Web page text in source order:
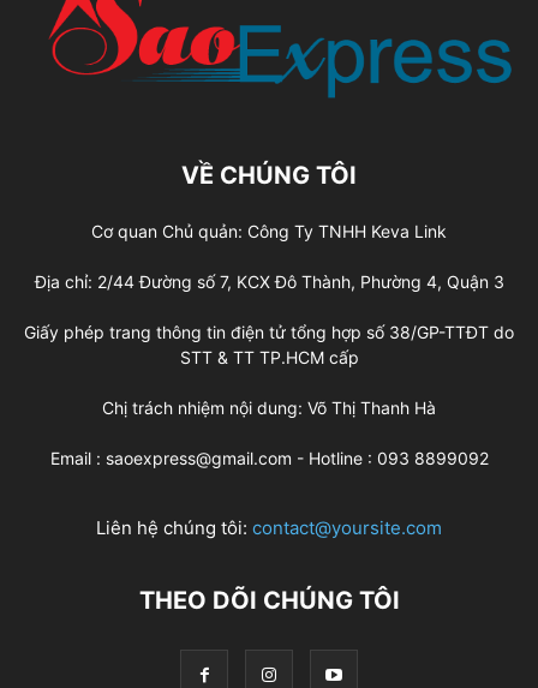
VỀ CHÚNG TÔI
Cơ quan Chủ quản: Công Ty TNHH Keva Link
Địa chỉ: 2/44 Đường số 7, KCX Đô Thành, Phường 4, Quận 3
Giấy phép trang thông tin điện tử tổng hợp số 38/GP-TTĐT do
STT & TT TP.HCM cấp
Chị trách nhiệm nội dung: Võ Thị Thanh Hà
Email : saoexpress@gmail.com - Hotline : 093 8899092
Liên hệ chúng tôi: contact@yoursite.com
THEO DÕI CHÚNG TÔI